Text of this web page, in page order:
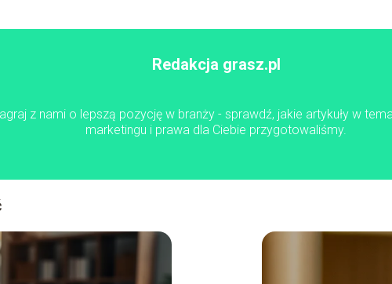
Redakcja grasz.pl
z nami o lepszą pozycję w branży - sprawdź, jakie artykuły w
marketingu i prawa dla Ciebie przygotowaliśmy.